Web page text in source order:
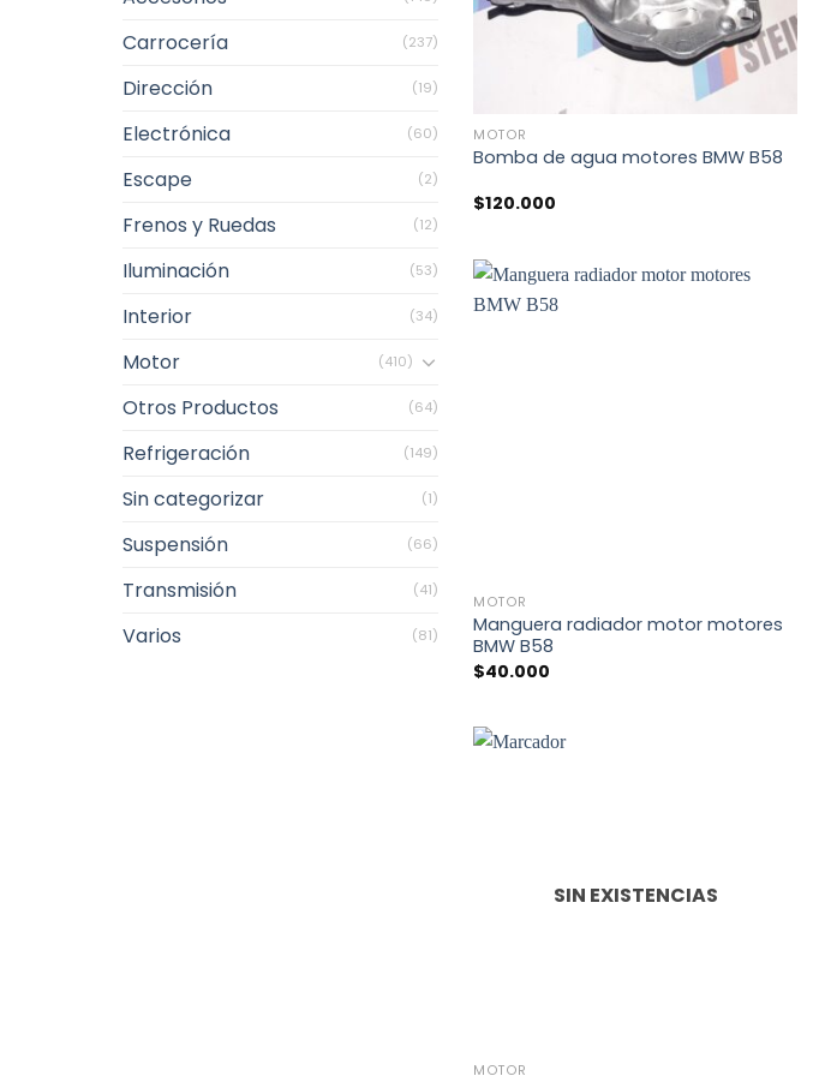
Carrocería (237)
Dirección (19)
Electrónica (60)
Escape (2)
Frenos y Ruedas (12)
Iluminación (53)
Interior (34)
Motor (410)
Otros Productos (64)
Refrigeración (149)
Sin categorizar (1)
Suspensión (66)
Transmisión (41)
Varios (81)
MOTOR
Bomba de agua motores BMW B58
$120.000
MOTOR
Manguera radiador motor motores
BMW B58
$40.000
SIN EXISTENCIAS
MOTOR